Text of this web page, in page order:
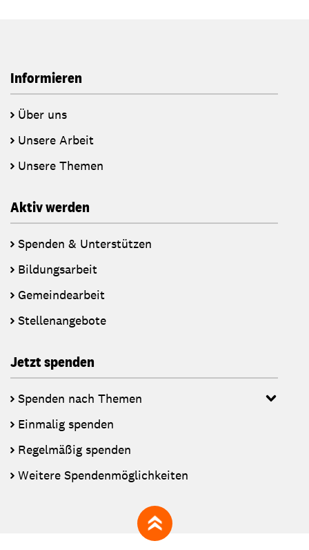
Informieren
Über uns
Unsere Arbeit
Unsere Themen
Aktiv werden
Spenden & Unterstützen
Bildungsarbeit
Gemeindearbeit
Stellenangebote
Jetzt spenden
Spenden nach Themen
Einmalig spenden
Regelmäßig spenden
Weitere Spendenmöglichkeiten
zum Seitenanfang